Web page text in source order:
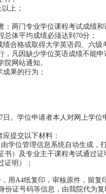
上；
两门专业学位课程考试成绩和
总体平均成绩必须达到70分；
合格或取得大学英语四、六
，凡因缺少学位英语成绩不能
网站通知。
果的行为；
。学位申请者本人对网上学
提交以下材料：
学位管理信息系统自动生成，
）及专业主干课程考试通过
证明）；
用A4纸复印，审核原件，留
份证号码等信息，由我院代为